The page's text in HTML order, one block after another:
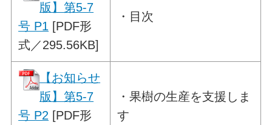
版】第5-7
号 P1 [PDF形
式／295.56KB]
・目次
【お知らせ
版】第5-7
号 P2 [PDF形
・果樹の生産を支援しま
す